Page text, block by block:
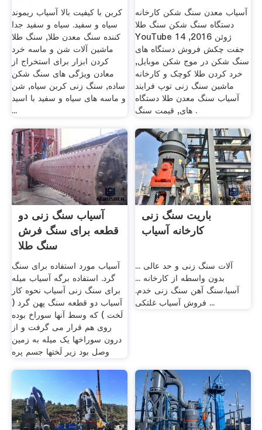
کربن با کیفیت بالا آسیاب ریموند
سیاه و سفید. سیاه و سفید جدا
کننده سنگ معدن طلا, سنگ طلا
ماشین آلات شن و ماسه خرد
کردن ابزار برای استخراج از
معادن ویژگی های سنگ شکن
ساده, سنگ زنی کربن سیاه, شن
و ماسه های سیاه و سفید با اسید
...
آسیاب معدن سنگ شکن کارخانه
دستگاه سنگ شکن سنگ طلا
YouTube 14 ژوئن 2016,
جفت چکش فروش دستگاه های
سنگ شکن در موج شکن موبایل,
خرد کردن طلا کوچک و کارخانه
ماشین سنگ زنی توپ فرایند
آسیاب سنگ معدن طلا دستگاه
های, قیمت سنگ .
آسیاب سنگ زنی دو
قطعه برای سنگ فرش
سنگ طلا
آسیاب مورد استفاده برای سنگ
گرد. استفاده برگه آسیاب میله
برای سنگ زنی آسیاب نحوه کار
آسیاب دو قطعه سنگ پهن گرد (
لَخت ) که وسط آنها سوراخ بوده
روی هم قرار می گرفت و از
درون سوراخها یک میله به زمین
وصل بود زیر لَختها جسم پره
باریت سنگ زنی
کارخانه آسیاب
آلات سنگ زنی و حد عالی ...
بدون واسطه از کارخانه ...
آسیا.سنگ آهن سنگ زنی خدم.
فروش آسیاب غلتکی ...